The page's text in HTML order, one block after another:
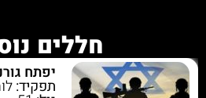
חללים
יפתח
תפקיד: